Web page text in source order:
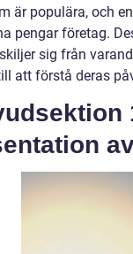
är populära, och
pengar företag.
sig från
att förstå deras